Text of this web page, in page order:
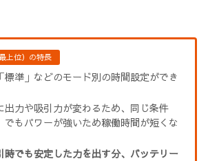
上位）の特長
標準」などのモード別の時間設定ができ
出力や吸引力が変わるため、同じ条件
でもパワーが強いため稼働時間が短くな
時でも安定した力を出す分、バッテリー